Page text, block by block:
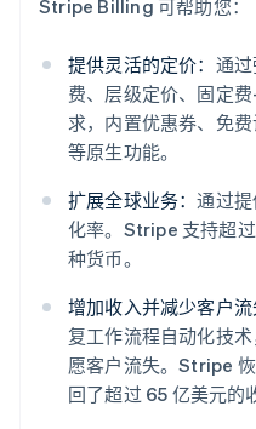
Stripe Billing 可帮助您：
提供灵活的定价： 通
费、层级定价、固定
求，内置优惠券、免
等原生功能。
扩展全球业务：通过
化率。Stripe 支持超
种货币。
增加收入并减少客户
复工作流程自动化技
愿客户流失。Stripe
回了超过 65 亿美元的
阿联酋
爱尔兰
English
爱沙尼亚
English
奥地利